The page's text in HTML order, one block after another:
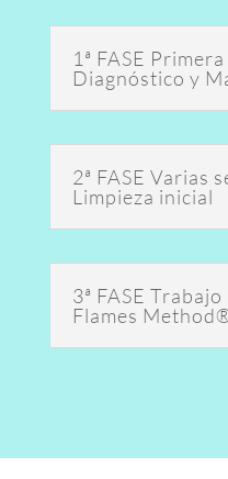
1ª FASE
Diagnóstico y
2ª FASE Varias
Limpieza inicial
3ª FASE
Flames